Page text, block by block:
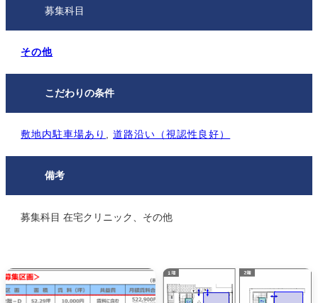
募集科目
その他
こだわりの条件
敷地内駐⾞場あり , 道路沿い（視認性良好）
備考
募集科目 在宅クリニック、その他